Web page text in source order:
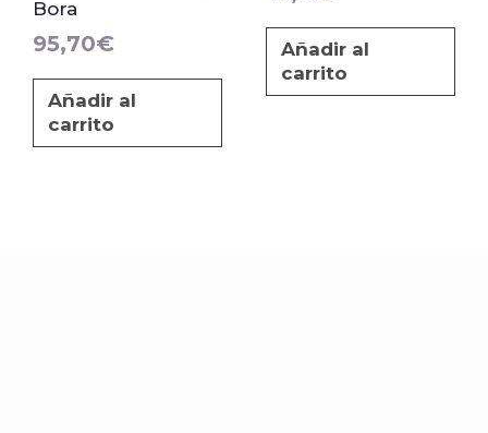
Bora
95,70€
Añadir al
carrito
Añadir al
carrito